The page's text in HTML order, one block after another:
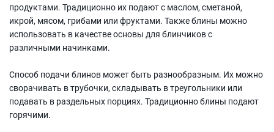
продуктами. Традиционно их подают с маслом, сметаной,
икрой, мясом, грибами или фруктами. Также блины можно
использовать в качестве основы для блинчиков с
различными начинками.
Способ подачи блинов может быть разнообразным. Их можно
сворачивать в трубочки, складывать в треугольники или
подавать в раздельных порциях. Традиционно блины подают
горячими.